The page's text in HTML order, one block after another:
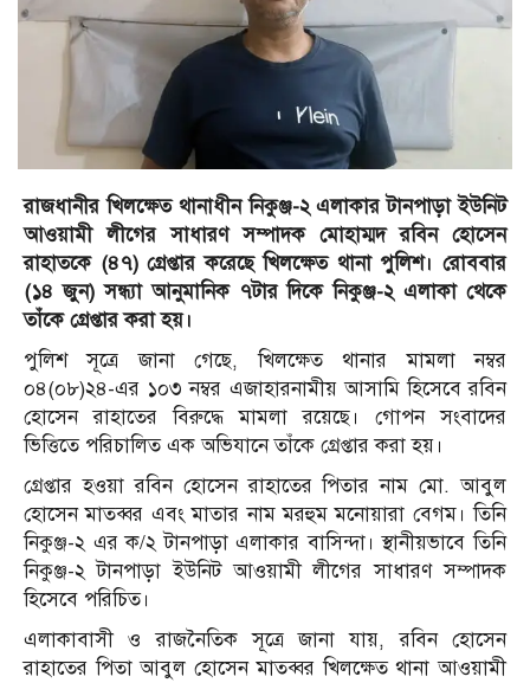
রাজধানীর খিলক্ষেত থানাধীন নিকুঞ্জ-২ এলাকার টানপাড়া ইউনিট
আওয়ামী লীগের সাধারণ সম্পাদক মোহাম্মদ রবিন হোসেন
রাহাতকে (৪৭) গ্রেপ্তার করেছে খিলক্ষেত থানা পুলিশ। রোববার
(১৪ জুন) সন্ধ্যা আনুমানিক ৭টার দিকে নিকুঞ্জ-২ এলাকা থেকে
তাঁকে গ্রেপ্তার করা হয়।
পুলিশ সূত্রে জানা গেছে, খিলক্ষেত থানার মামলা নম্বর
০৪(০৮)২৪-এর ১০৩ নম্বর এজাহারনামীয় আসামি হিসেবে রবিন
হোসেন রাহাতের বিরুদ্ধে মামলা রয়েছে। গোপন সংবাদের
ভিত্তিতে পরিচালিত এক অভিযানে তাঁকে গ্রেপ্তার করা হয়।
গ্রেপ্তার হওয়া রবিন হোসেন রাহাতের পিতার নাম মো. আবুল
হোসেন মাতব্বর এবং মাতার নাম মরহুম মনোয়ারা বেগম। তিনি
নিকুঞ্জ-২ এর ক/২ টানপাড়া এলাকার বাসিন্দা। স্থানীয়ভাবে তিনি
নিকুঞ্জ-২ টানপাড়া ইউনিট আওয়ামী লীগের সাধারণ সম্পাদক
হিসেবে পরিচিত।
এলাকাবাসী ও রাজনৈতিক সূত্রে জানা যায়, রবিন হোসেন
রাহাতের পিতা আবুল হোসেন মাতব্বর খিলক্ষেত থানা আওয়ামী